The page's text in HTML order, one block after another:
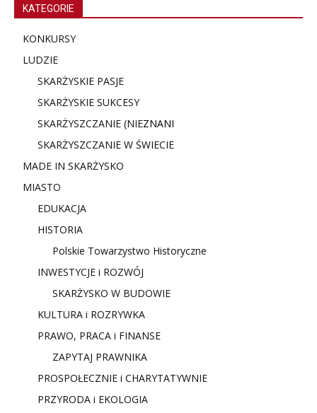
KATEGORIE
KONKURSY
LUDZIE
SKARŻYSKIE PASJE
SKARŻYSKIE SUKCESY
SKARŻYSZCZANIE (NIEZNANI
SKARŻYSZCZANIE W ŚWIECIE
MADE IN SKARŻYSKO
MIASTO
EDUKACJA
HISTORIA
Polskie Towarzystwo Historyczne
INWESTYCJE i ROZWÓJ
SKARŻYSKO W BUDOWIE
KULTURA i ROZRYWKA
PRAWO, PRACA i FINANSE
ZAPYTAJ PRAWNIKA
PROSPOŁECZNIE i CHARYTATYWNIE
PRZYRODA i EKOLOGIA